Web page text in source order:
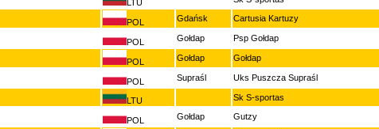
LTU
POL Gdańsk Cartusia Kartuzy
POL Gołdap Psp Gołdap
POL Gołdap Gołdap
POL Supraśl Uks Puszcza Supraśl
LTU Sk S-sportas
POL Gołdap Gutzy